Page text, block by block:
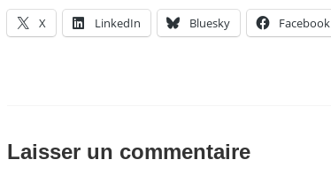
X LinkedIn Bluesky Facebook
Laisser un commentaire